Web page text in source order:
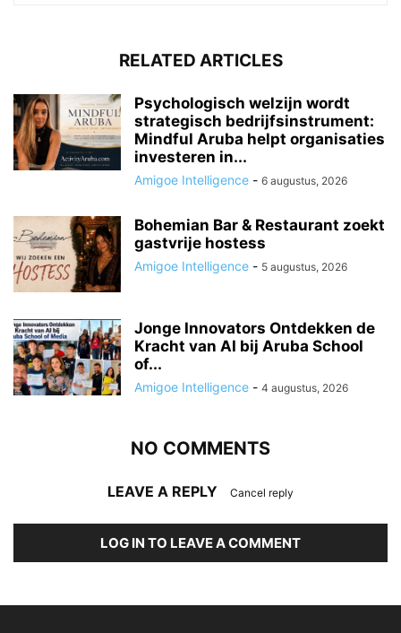
RELATED ARTICLES
Psychologisch welzijn wordt
strategisch bedrijfsinstrument:
Mindful Aruba helpt organisaties
investeren in...
Amigoe Intelligence - 6 augustus, 2026
Bohemian Bar & Restaurant zoekt
gastvrije hostess
Amigoe Intelligence - 5 augustus, 2026
Jonge Innovators Ontdekken de
Kracht van AI bij Aruba School
of...
Amigoe Intelligence - 4 augustus, 2026
NO COMMENTS
LEAVE A REPLY Cancel reply
LOG IN TO LEAVE A COMMENT